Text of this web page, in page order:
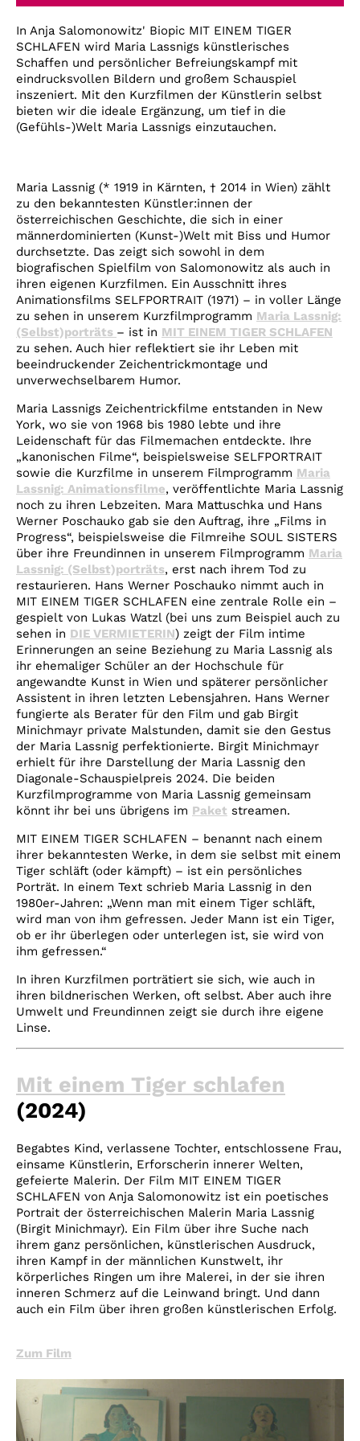
Account
Suche
In Anja Salomonowitz' Biopic MIT EINEM TIGER
SCHLAFEN wird Maria Lassnigs künstlerisches
Schaffen und persönlicher Befreiungskampf mit
eindrucksvollen Bildern und großem Schauspiel
inszeniert. Mit den Kurzfilmen der Künstlerin selbst
bieten wir die ideale Ergänzung, um tief in die
(Gefühls-)Welt Maria Lassnigs einzutauchen.
Maria Lassnig (* 1919 in Kärnten, † 2014 in Wien) zählt
zu den bekanntesten Künstler:innen der
österreichischen Geschichte, die sich in einer
männerdominierten (Kunst-)Welt mit Biss und Humor
durchsetzte. Das zeigt sich sowohl in dem
biografischen Spielfilm von Salomonowitz als auch in
ihren eigenen Kurzfilmen. Ein Ausschnitt ihres
Animationsfilms SELFPORTRAIT (1971) – in voller Länge
zu sehen in unserem Kurzfilmprogramm Maria Lassnig:
(Selbst)porträts – ist in MIT EINEM TIGER SCHLAFEN
zu sehen. Auch hier reflektiert sie ihr Leben mit
beeindruckender Zeichentrickmontage und
unverwechselbarem Humor.
Maria Lassnigs Zeichentrickfilme entstanden in New
York, wo sie von 1968 bis 1980 lebte und ihre
Leidenschaft für das Filmemachen entdeckte. Ihre
„kanonischen Filme“, beispielsweise SELFPORTRAIT
sowie die Kurzfilme in unserem Filmprogramm Maria
Lassnig: Animationsfilme, veröffentlichte Maria Lassnig
noch zu ihren Lebzeiten. Mara Mattuschka und Hans
Werner Poschauko gab sie den Auftrag, ihre „Films in
Progress“, beispielsweise die Filmreihe SOUL SISTERS
über ihre Freundinnen in unserem Filmprogramm Maria
Lassnig: (Selbst)porträts, erst nach ihrem Tod zu
restaurieren. Hans Werner Poschauko nimmt auch in
MIT EINEM TIGER SCHLAFEN eine zentrale Rolle ein –
gespielt von Lukas Watzl (bei uns zum Beispiel auch zu
sehen in DIE VERMIETERIN) zeigt der Film intime
Erinnerungen an seine Beziehung zu Maria Lassnig als
ihr ehemaliger Schüler an der Hochschule für
angewandte Kunst in Wien und späterer persönlicher
Assistent in ihren letzten Lebensjahren. Hans Werner
fungierte als Berater für den Film und gab Birgit
Minichmayr private Malstunden, damit sie den Gestus
der Maria Lassnig perfektionierte. Birgit Minichmayr
erhielt für ihre Darstellung der Maria Lassnig den
Diagonale-Schauspielpreis 2024. Die beiden
Kurzfilmprogramme von Maria Lassnig gemeinsam
könnt ihr bei uns übrigens im Paket streamen.
MIT EINEM TIGER SCHLAFEN – benannt nach einem
ihrer bekanntesten Werke, in dem sie selbst mit einem
Tiger schläft (oder kämpft) – ist ein persönliches
Porträt. In einem Text schrieb Maria Lassnig in den
1980er-Jahren: „Wenn man mit einem Tiger schläft,
wird man von ihm gefressen. Jeder Mann ist ein Tiger,
ob er ihr überlegen oder unterlegen ist, sie wird von
ihm gefressen.“
In ihren Kurzfilmen porträtiert sie sich, wie auch in
ihren bildnerischen Werken, oft selbst. Aber auch ihre
Umwelt und Freundinnen zeigt sie durch ihre eigene
Linse.
Mit einem Tiger schlafen
(2024)
Begabtes Kind, verlassene Tochter, entschlossene Frau,
einsame Künstlerin, Erforscherin innerer Welten,
gefeierte Malerin. Der Film MIT EINEM TIGER
SCHLAFEN von Anja Salomonowitz ist ein poetisches
Portrait der österreichischen Malerin Maria Lassnig
(Birgit Minichmayr). Ein Film über ihre Suche nach
ihrem ganz persönlichen, künstlerischen Ausdruck,
ihren Kampf in der männlichen Kunstwelt, ihr
körperliches Ringen um ihre Malerei, in der sie ihren
inneren Schmerz auf die Leinwand bringt. Und dann
auch ein Film über ihren großen künstlerischen Erfolg.
Zum Film